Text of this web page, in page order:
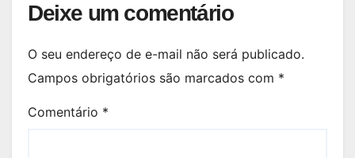
Deixe um comentário
O seu endereço de e-mail não será publicado.
Campos obrigatórios são marcados com *
Comentário *